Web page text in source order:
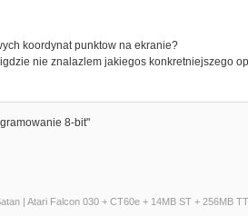
koordynat punktow na ekranie?
nie znalazlem jakiegos konkretniejszego
8-bit"
| Atari Falcon 030 + CT60e + 14MB ST + 256MB